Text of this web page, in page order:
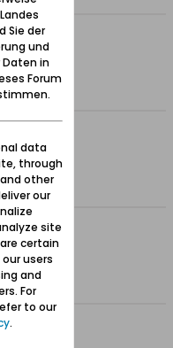
hela.de
Sie der
und
Daten in
Forum
data
through
other
our
site
certain
users
and
For
to our
.